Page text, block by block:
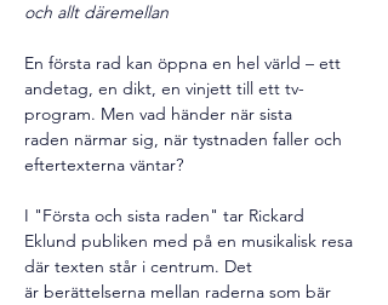
och allt däremellan
En första rad kan öppna en hel värld – ett
andetag, en dikt, en vinjett till ett tv-
program. Men vad händer när sista
raden närmar sig, när tystnaden faller och
eftertexterna väntar?
I "Första och sista raden" tar Rickard
Eklund publiken med på en musikalisk resa
där texten står i centrum. Det
är berättelserna mellan raderna som bär